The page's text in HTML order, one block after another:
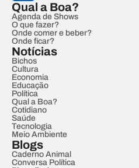
Qual a Boa?
Agenda de Shows
O que fazer?
Onde comer e beber?
Onde ficar?
Notícias
Bichos
Cultura
Economia
Educação
Política
Qual a Boa?
Cotidiano
Saúde
Tecnologia
Meio Ambiente
Blogs
Caderno Animal
Conversa Política